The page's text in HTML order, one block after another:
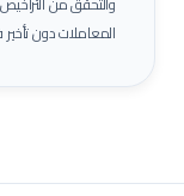
المعاملات دون تأخير